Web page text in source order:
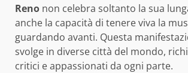
Reno non celebra soltanto la sua
anche la capacità di tenere viva la
guardando avanti. Questa
svolge in diverse città del mondo,
critici e appassionati da ogni parte.